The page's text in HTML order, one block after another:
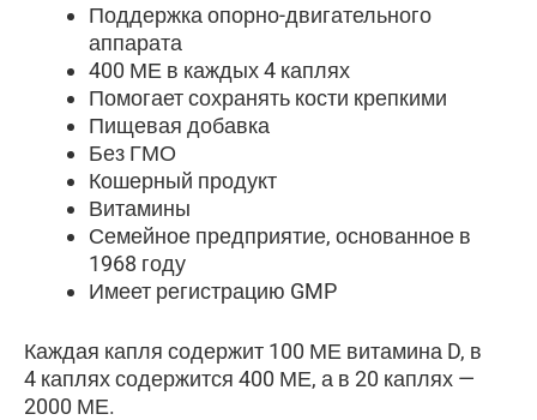
Поддержка опорно-двигательного
аппарата
400 МЕ в каждых 4 каплях
Помогает сохранять кости крепкими
Пищевая добавка
Без ГМО
Кошерный продукт
Витамины
Семейное предприятие, основанное в
1968 году
Имеет регистрацию GMP
Каждая капля содержит 100 МЕ витамина D, в
4 каплях содержится 400 МЕ, а в 20 каплях —
2000 МЕ.